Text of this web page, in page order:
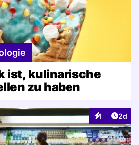
ist, kulinarische
zu haben
1
Interaktionen
2d